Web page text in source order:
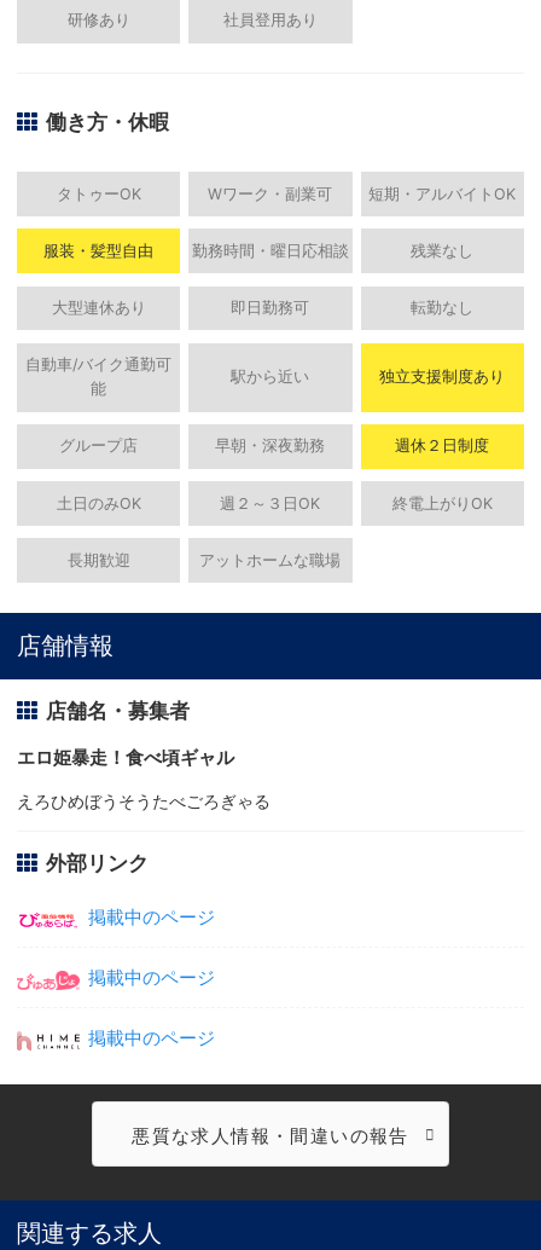
研修あり 社員登用あり
働き方・休暇
タトゥーOK Wワーク・副業可 短期・アルバイトOK
服装・髪型自由 勤務時間・曜日応相談 残業なし
大型連休あり 即日勤務可 転勤なし
自動車/バイク通勤可
能
駅から近い 独立支援制度あり
グループ店 早朝・深夜勤務 週休２日制度
土日のみOK 週２～３日OK 終電上がりOK
長期歓迎 アットホームな職場
店舗情報
店舗名・募集者
エロ姫暴走！食べ頃ギャル
えろひめぼうそうたべごろぎゃる
外部リンク
掲載中のページ
掲載中のページ
掲載中のページ
悪質な求人情報・間違いの報告
関連する求人